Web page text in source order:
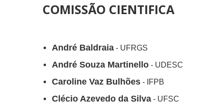
COMISSÃO CIENTIFICA
André Baldraia - UFRGS
André Souza Martinello - UDESC
Caroline Vaz Bulhões - IFPB
Clécio Azevedo da Silva - UFSC